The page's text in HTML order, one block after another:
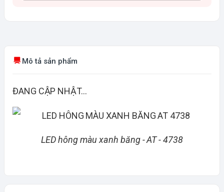
Mô tả sản phẩm
ĐANG CẬP NHẬT...
LED hông màu xanh băng - AT - 4738